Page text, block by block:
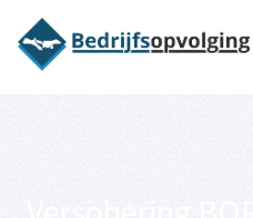
bedrijfsopvolging voor fiscaal
juridisch advies